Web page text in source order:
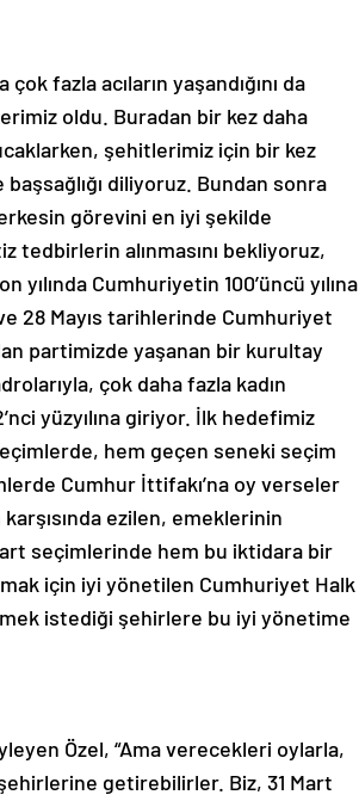
fazla acıların yaşandığını da
oldu. Buradan bir kez daha
şehitlerimiz için bir kez
diliyoruz. Bundan sonra
görevini en iyi şekilde
tedbirlerin alınmasını bekliyoruz,
yılında Cumhuriyetin 100’üncü yılına
28 Mayıs tarihlerinde Cumhuriyet
partimizde yaşanan bir kurultay
çok daha fazla kadın
yüzyılına giriyor. İlk hedefimiz
hem geçen seneki seçim
Cumhur İttifakı’na oy verseler
ezilen, emeklerinin
seçimlerinde hem bu iktidara bir
için iyi yönetilen Cumhuriyet Halk
istediği şehirlere bu iyi yönetime
Özel, “Ama verecekleri oylarla,
getirebilirler. Biz, 31 Mart